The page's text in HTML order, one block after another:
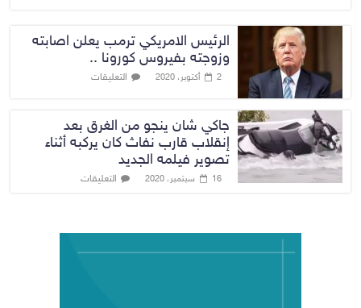
الرئيس الامريكي ترمب يعلن اصابته
وزوجته بفيروس كورونا ..
2 أكتوبر، 2020 التعليقات
جاكي شان ينجو من الغرق بعد
إنقلاب قارب نفاث كان يركبه أثناء
تصوير فيلمه الجديد
16 سبتمبر، 2020 التعليقات